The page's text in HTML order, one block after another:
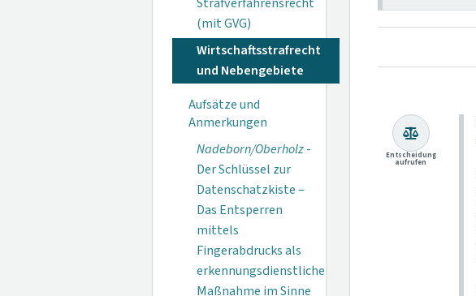
(mit GVG)
Wirtschaftsstrafrecht
und Nebengebiete
Aufsätze und
Anmerkungen
Nadeborn/Oberholz-
Der Schlüssel zur
Datenschatzkiste –
Das Entsperren
mittels
Fingerabdrucks als
erkennungsdienstliche
Maßnahme im Sinne
Entscheidung
aufrufen